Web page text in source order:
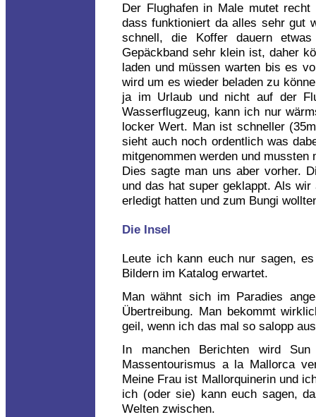
Der Flughafen in Male mutet
dass funktioniert da alles sehr gut
schnell, die Koffer dauern
Gepäckband sehr klein ist, daher
laden und müssen warten bis es
wird um es wieder beladen zu
ja im Urlaub und nicht auf der
Wasserflugzeug, kann ich nur
locker Wert. Man ist schneller
sieht auch noch ordentlich was
mitgenommen werden und
Dies sagte man uns aber vorher.
und das hat super geklappt. Als
erledigt hatten und zum Bungi
Die Insel
Leute ich kann euch nur sagen,
Bildern im Katalog erwartet.
Man wähnt sich im Paradies
Übertreibung. Man bekommt
geil, wenn ich das mal so salopp
In manchen Berichten wird
Massentourismus a la Mallorca
Meine Frau ist Mallorquinerin und
ich (oder sie) kann euch sagen,
Welten zwischen.